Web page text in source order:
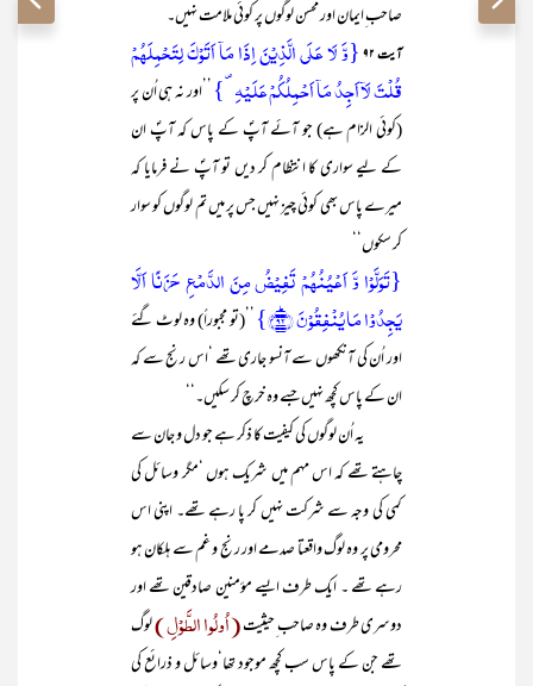
صاحب ِایمان اور محسن لوگوں پر کوئی ملامت نہیں۔
آیت ۹۲
{وَّ لَا عَلَی الَّذِیۡنَ اِذَا مَاۤ اَتَوۡکَ لِتَحۡمِلَہُمۡ
قُلۡتَ لَاۤ اَجِدُ مَاۤ اَحۡمِلُکُمۡ عَلَیۡہِ ۪} ’’اور نہ ہی اُن پر
(کوئی الزام ہے) جو آئے آپؐ کے پاس کہ آپؐ ان
کے لیے سواری کا انتظام کر دیں تو آپؐ نے فرمایا کہ
میرے پاس بھی کوئی چیز نہیں جس پر میں تم لوگوں کو سوار
کر سکوں‘‘
{تَوَلَّوۡا وَّ اَعۡیُنُہُمۡ تَفِیۡضُ مِنَ الدَّمۡعِ حَزَنًا اَلَّا
یَجِدُوۡا مَا یُنۡفِقُوۡنَ ﴿ؕ۹۲﴾}
’’(تو مجبوراً) وہ لوٹ گئے
اور اُن کی آنکھوں سے آنسو جاری تھے ‘اس رنج سے کہ
ان کے پاس کچھ نہیں جسے وہ خرچ کر سکیں۔‘‘
یہ اُن لوگوں کی کیفیت کا ذکر ہے جو دل و جان سے
چاہتے تھے کہ اس مہم میں شریک ہوں ‘مگر وسائل کی
کمی کی وجہ سے شرکت نہیں کر پا رہے تھے۔ اپنی اس
محرومی پر وہ لوگ واقعتا صدمے اور رنج و غم سے ہلکان ہو
رہے تھے ۔ ایک طرف ایسے مؤمنین صادقین تھے اور
دوسری طرف وہ صاحب ِحیثیت(اُولُوا الطَّوْلِ )لوگ
تھے جن کے پاس سب کچھ موجود تھا‘وسائل و ذرائع کی